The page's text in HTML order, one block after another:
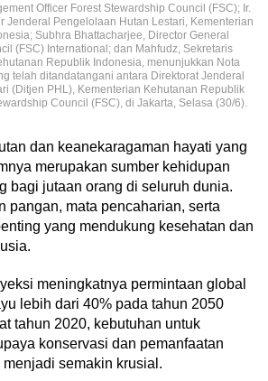
Officer Forest Stewardship Council (FSC); Ir.
Jenderal Pengelolaan Hutan Lestari, Kementerian
Subhra Bhattacharjee, Director General
(FSC) International; dan Mahfudz, Sekretaris
Republik Indonesia, menunjukkan Nota
telah ditandatangani antara Direktorat Jenderal
(Ditjen PHL), Kementerian Kehutanan Republik
Council (FSC), di Jakarta, Selasa (30/6).
dan keanekaragaman hayati yang
merupakan sumber kehidupan
bagi jutaan orang di seluruh dunia.
pangan, mata pencaharian, serta
yang mendukung kesehatan dan
meningkatnya permintaan global
lebih dari 40% pada tahun 2050
tahun 2020, kebutuhan untuk
konservasi dan pemanfaatan
semakin krusial.